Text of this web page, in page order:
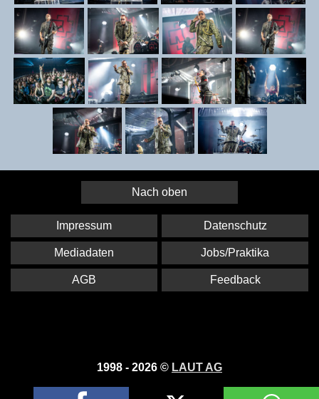
Nach oben
1998 - 2026 © LAUT AG
Impressum Datenschutz
Mediadaten Jobs/Praktika
AGB Feedback